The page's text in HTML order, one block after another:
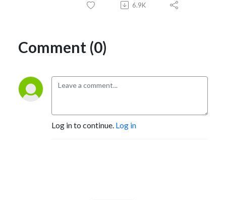
6.9K
Comment (0)
Log in to continue. Log in